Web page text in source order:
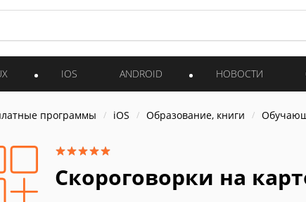
IOS ANDROID НОВОСТИ
программы iOS Образование, книги
Скороговорки на